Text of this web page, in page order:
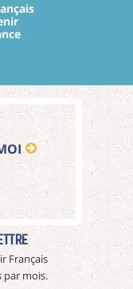
Français
par mois.